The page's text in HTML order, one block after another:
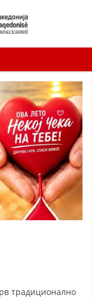
традиционално